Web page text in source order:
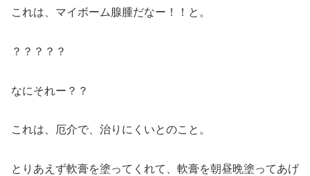
これは、マイボーム腺腫だなー！！と。
？？？？？
なにそれー？？
これは、厄介で、治りにくいとのこと。
とりあえず軟膏を塗ってくれて、軟膏を朝昼晩塗ってあげ